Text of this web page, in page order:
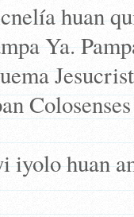
huan
Ya.
iyolo huan